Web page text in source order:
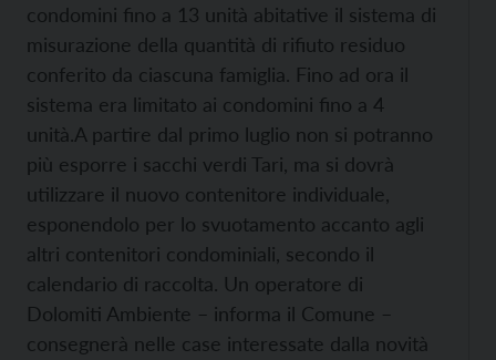
condomini fino a 13 unità abitative il sistema di
misurazione della quantità di rifiuto residuo
conferito da ciascuna famiglia. Fino ad ora il
sistema era limitato ai condomini fino a 4
unità.A partire dal primo luglio non si potranno
più esporre i sacchi verdi Tari, ma si dovrà
utilizzare il nuovo contenitore individuale,
esponendolo per lo svuotamento accanto agli
altri contenitori condominiali, secondo il
calendario di raccolta. Un operatore di
Dolomiti Ambiente – informa il Comune –
consegnerà nelle case interessate dalla novità